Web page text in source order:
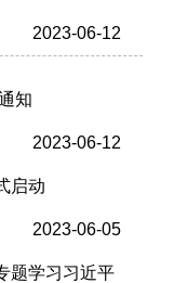
2023-06-12
知
2023-06-12
启动
2023-06-05
题学习习近平